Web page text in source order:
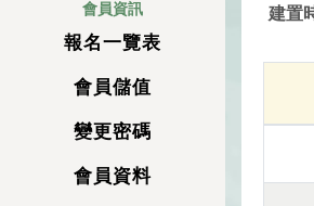
會員資訊
報名一覽表
會員儲值
變更密碼
會員資料
建置